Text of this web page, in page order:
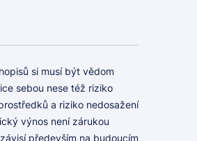
si musí být vědom
sebou nese též riziko
a riziko nedosažení
výnos není zárukou
především na budoucím